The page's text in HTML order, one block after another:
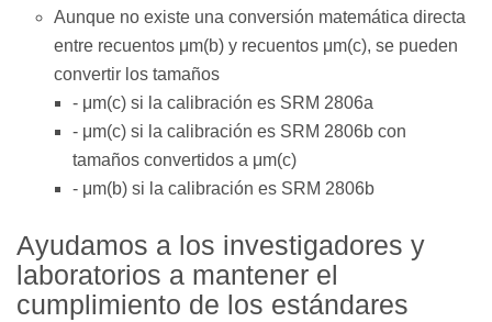
Aunque no existe una conversión matemática directa
entre recuentos μm(b) y recuentos μm(c), se pueden
convertir los tamaños
- μm(c) si la calibración es SRM 2806a
- μm(c) si la calibración es SRM 2806b con
tamaños convertidos a μm(c)
- μm(b) si la calibración es SRM 2806b
Ayudamos a los investigadores y
laboratorios a mantener el
cumplimiento de los estándares